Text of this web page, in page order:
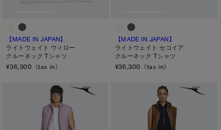
【MADE IN JAPAN】
ライトウェイト ウィロー
クルーネック Tシャツ
¥36,300（tax in）
【MADE IN JAPAN】
ライトウェイト セコイア
クルーネック Tシャツ
¥36,300（tax in）